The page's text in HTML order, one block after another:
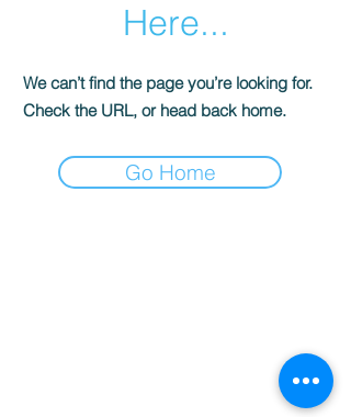
Here...
We can’t find the page you’re looking for.
Check the URL, or head back home.
Go Home